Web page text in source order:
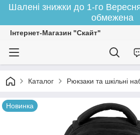
Шалені знижки до 1-го Вересня.
обмежена
Інтернет-Магазин "Скайт"
Каталог Рюкзаки та шкільні
Новинка